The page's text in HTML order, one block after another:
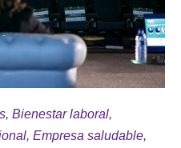
, Bienestar laboral,
, Empresa saludable,